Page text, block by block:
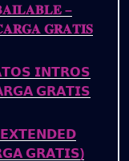
–
𝐆𝐑𝐀𝐓𝐈𝐒
𝗜𝗡𝗧𝗥𝗢𝗦
𝗚𝗥𝗔𝗧𝗜𝗦
𝗚𝗥𝗔𝗧𝗜𝗦)